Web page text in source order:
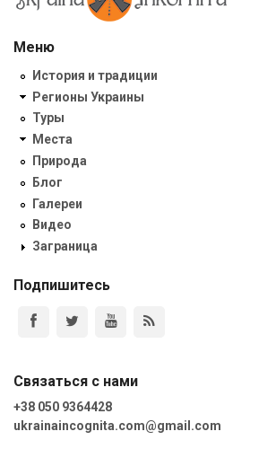
Меню
История и традиции
Регионы Украины
Туры
Места
Природа
Блог
Галереи
Видео
Заграница
Подпишитесь
Связаться с нами
+38 050 9364428
ukrainaincognita.com@gmail.com